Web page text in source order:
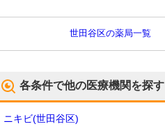
世田谷区の薬局一覧
各条件で他の医療機関を探す
ニキビ(世田谷区)